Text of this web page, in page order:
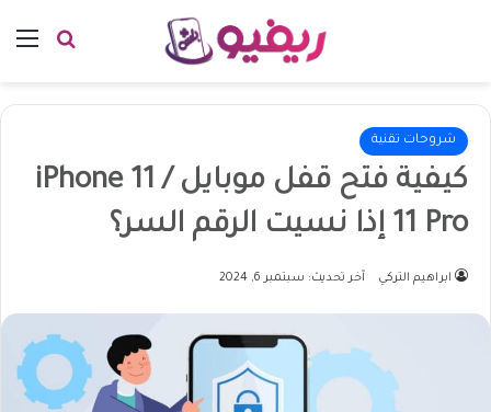
بحث
شروحات تقنية
كيفية فتح قفل موبايل iPhone 11 /
11 Pro إذا نسيت الرقم السر؟
ابراهيم التركي آخر تحديث: سبتمبر 6, 2024